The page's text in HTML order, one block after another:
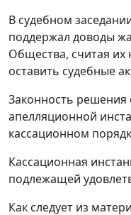
В судебном
поддержал доводы
Общества, считая их
оставить судебные
Законность решения
апелляционной
кассационном
Кассационная
подлежащей
Как следует из